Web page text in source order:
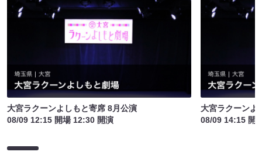
大宮ラクーンよしもと寄席 8月公演
08/09 12:15 開場 12:30 開演
大宮ラクーンよ
08/09 14:15 開